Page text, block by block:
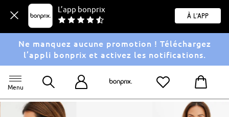
L’app bonprix
À l'app
Ne manquez aucune promotion ! Téléchargez
l’appli bonprix et activez les notifications.
Menu